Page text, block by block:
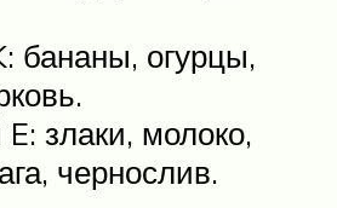
бананы, огурцы,
злаки, молоко,
чернослив.